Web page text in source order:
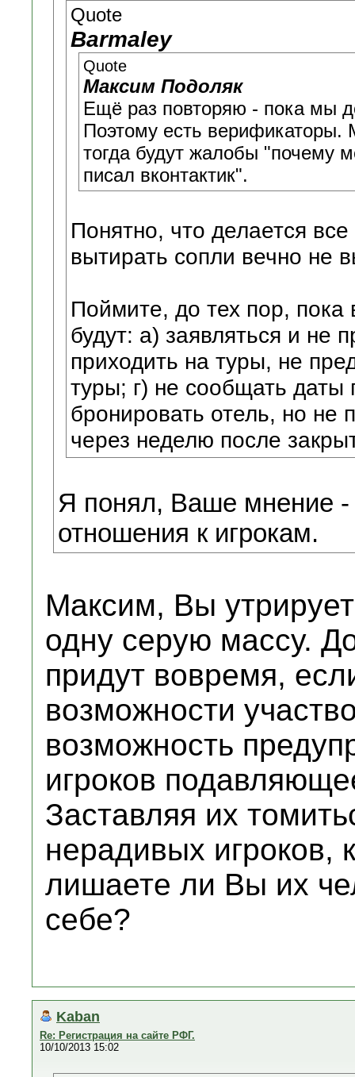
Quote
Barmaley
Quote
Максим Подоляк
Ещё раз повторяю - пока мы
Поэтому есть верификаторы.
тогда будут жалобы "почему
писал вконтактик".
Понятно, что делается
вытирать сопли вечно не
Поймите, до тех пор, пока
будут: а) заявляться и не
приходить на туры, не
туры; г) не сообщать даты
бронировать отель, но не
через неделю после
Я понял, Ваше мнение -
отношения к игрокам.
Максим, Вы
одну серую массу.
придут вовремя,
возможности
возможность
игроков
Заставляя их
нерадивых игроков,
лишаете ли Вы их
себе?
Kaban
Re: Регистрация на сайте РФГ.
10/10/2013 15:02